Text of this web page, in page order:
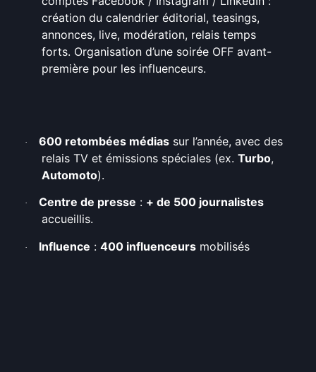
création du calendrier éditorial, teasings,
annonces, live, modération, relais temps
forts. Organisation d’une soirée OFF avant-
première pour les influenceurs.
· 600 retombées médiassur l’année, avec des
relais TV et émissions spéciales (ex. Turbo,
Automoto).
· Centre de presse : + de 500 journalistes
accueillis.
· Influence : 400 influenceursmobilisés